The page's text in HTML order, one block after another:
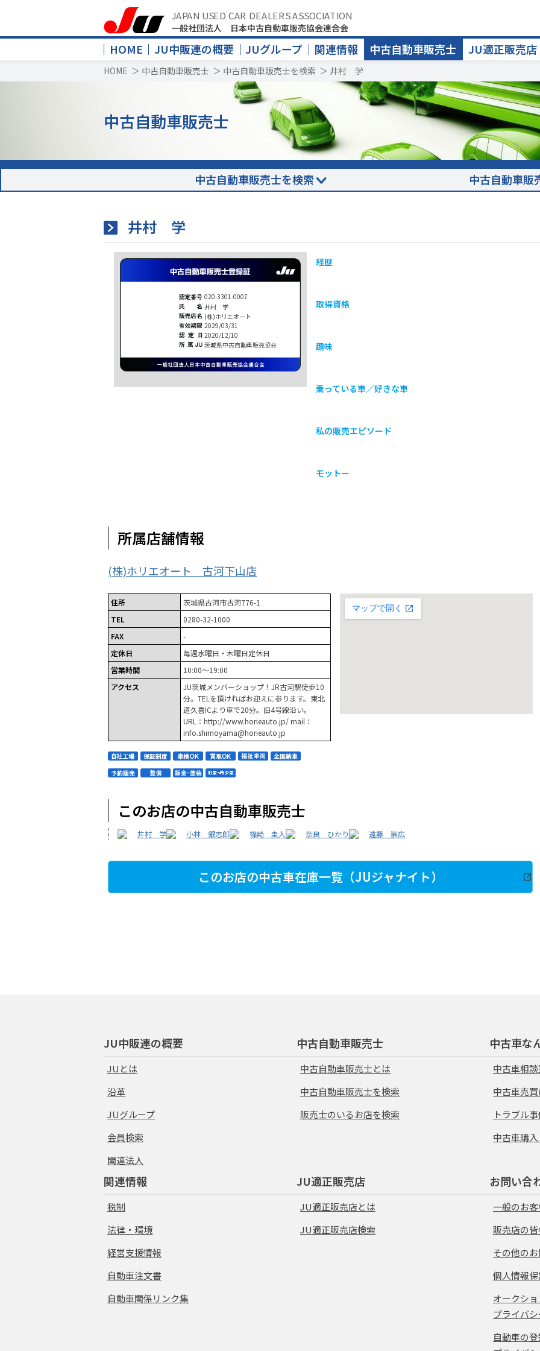
JAPAN USED CAR DEALERS ASSOCIATION
一般社団法人 日本中古自動車販売協会連合会
HOME JU中販連の概要 JUグループ 関連情報 中古自動車販売士 JU適正販売店
HOME ＞ 中古自動車販売士 ＞ 中古自動車販売士を検索 ＞ 井村 学
中古自動車販売士
中古自動車販売士を検索 中古自動車販
井村 学
020-3301-0007
井村 学
(株)ホリエオート
2029/03/31
2020/12/10
茨城県中古自動車販売協会
経歴
取得資格
趣味
乗っている車／好きな車
私の販売エピソード
モットー
所属店舗情報
(株)ホリエオート 古河下山店
住所
茨城県古河市古河776-1
TEL
0280-32-1000
FAX
-
定休日
毎週水曜日・木曜日定休日
営業時間
10:00～19:00
アクセス
JU茨城メンバーショップ！JR古河駅徒歩10
分。TELを頂ければお迎えに参ります。東北
道久喜ICより車で20分。旧4号線沿い。
URL：http://www.horieauto.jp/ mail：
info.shimoyama@horieauto.jp
このお店の中古自動車販売士
井村 学 小林 銀志郎 篠崎 圭人 奈良 ひかり 遠藤 崇広
このお店の中古車在庫一覧（JUジャナイト）
JU中販連の概要
JUとは
沿革
JUグループ
会員検索
関連法人
中古自動車販売士
中古自動車販売士とは
中古自動車販売士を検索
販売士のいるお店を検索
中古車な
中古車相談
中古車売
トラブル
中古車購
関連情報
税制
法律・環境
経営支援情報
自動車注文書
自動車関係リンク集
JU適正販売店
JU適正販売店とは
JU適正販売店検索
お問い合
一般のお
販売店の
その他の
個人情報
オークシ
プライバ
自動車の